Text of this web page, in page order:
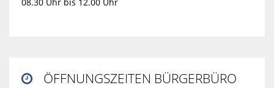
08.30 Uhr bis 12.00 Uhr
 ÖFFNUNGSZEITEN BÜRGERBÜRO